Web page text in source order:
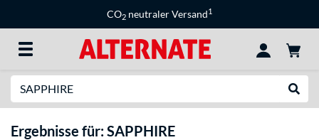
CO2 neutraler Versand1
Ergebnisse für: SAPPHIRE